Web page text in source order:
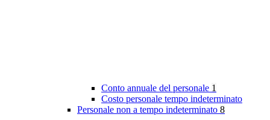
Conto annuale del personale 1
Costo personale tempo indeterminato
Personale non a tempo indeterminato 8